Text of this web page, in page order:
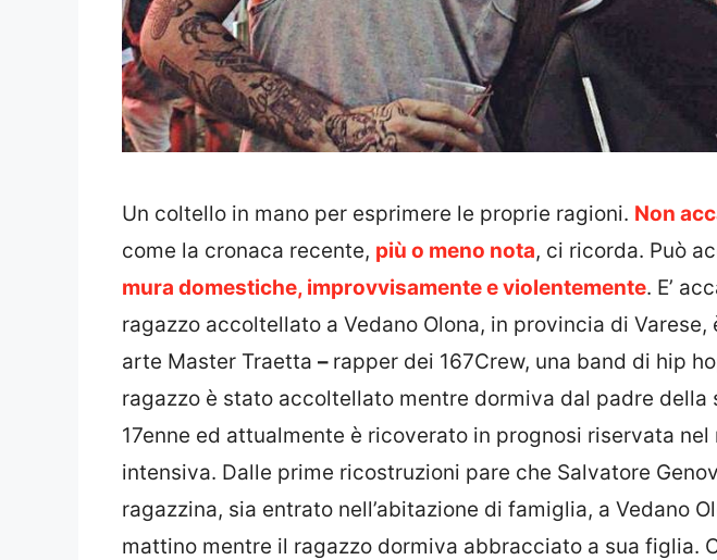
Un coltello in mano per esprimere le proprie ragioni. Non
come la cronaca recente, più o meno nota, ci ricorda. Può
mura domestiche, improvvisamente e violentemente. E’
ragazzo accoltellato a Vedano Olona, in provincia di Varese,
arte Master Traetta – rapper dei 167Crew, una band di hip
ragazzo è stato accoltellato mentre dormiva dal padre della
17enne ed attualmente è ricoverato in prognosi riservata
intensiva. Dalle prime ricostruzioni pare che Salvatore
ragazzina, sia entrato nell’abitazione di famiglia, a Vedano
mattino mentre il ragazzo dormiva abbracciato a sua figlia.